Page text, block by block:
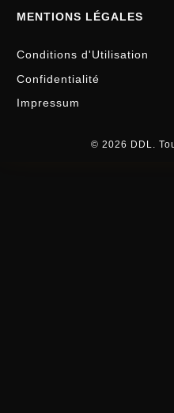
MENTIONS LÉGALES
Conditions d'Utilisation
Confidentialité
Impressum
© 2026 DDL.